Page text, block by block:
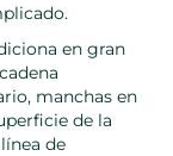
en gran
manchas en
de la
de